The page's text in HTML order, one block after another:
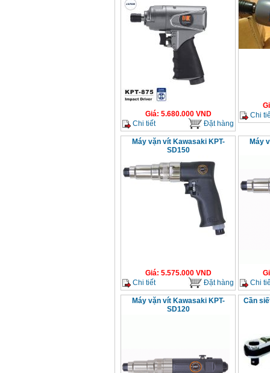
Giá: 5.680.000VND
Chi tiết
Đặt hàng
Chi
Máy vặn vít Kawasaki KPT-
SD150
Giá: 5.575.000VND
Chi tiết
Đặt hàng
Máy
Chi
Máy vặn vít Kawasaki KPT-
SD120
Cần